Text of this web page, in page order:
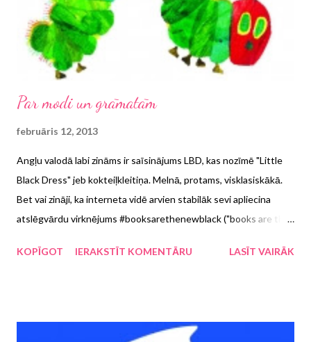
Par modi un grāmatām
februāris 12, 2013
Angļu valodā labi zināms ir saīsinājums LBD, kas nozīmē "Little
Black Dress" jeb kokteiļkleitiņa. Melnā, protams, visklasiskākā.
Bet vai zināji, ka interneta vidē arvien stabilāk sevi apliecina
atslēgvārdu virknējums #booksarethenewblack ("books are the
Tad kā rokrokā iet mode un grāmatas?
KOPĪGOT IERAKSTĪT KOMENTĀRU LASĪT VAIRĀK